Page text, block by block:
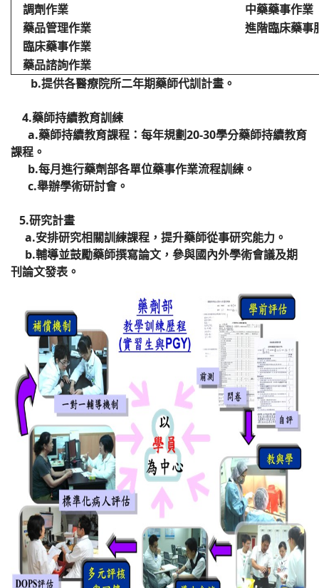
調劑作業
中藥藥事作業
藥品管理作業
進階臨床藥事
臨床藥事作業
藥品諮詢作業
b.提供各醫療院所二年期藥師代訓計畫。
4.藥師持續教育訓練
a.藥師持續教育課程：每年規劃20-30學分藥師持續教育
課程。
b.每月進行藥劑部各單位藥事作業流程訓練。
c.舉辦學術研討會。
5.研究計畫
a.安排研究相關訓練課程，提升藥師從事研究能力。
b.輔導並鼓勵藥師撰寫論文，參與國內外學術會議及期
刊論文發表。